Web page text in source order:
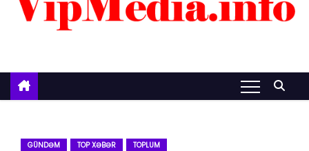
n
GÜNDƏM TOP XƏBƏR TOPLUM